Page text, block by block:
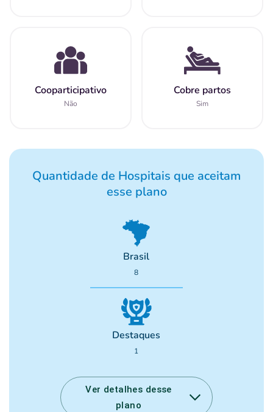
Cooparticipativo
Não
Cobre partos
Sim
Quantidade de Hospitais que aceitam
esse plano
Brasil
8
Destaques
1
Ver detalhes desse
plano